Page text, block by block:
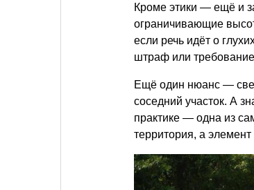
Кроме этики — ещё и
ограничивающие
если речь идёт о
штраф или
Ещё один нюанс —
соседний участок. А
практике — одна из
территория, а